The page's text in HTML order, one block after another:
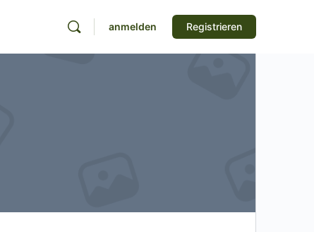
anmelden Registrieren